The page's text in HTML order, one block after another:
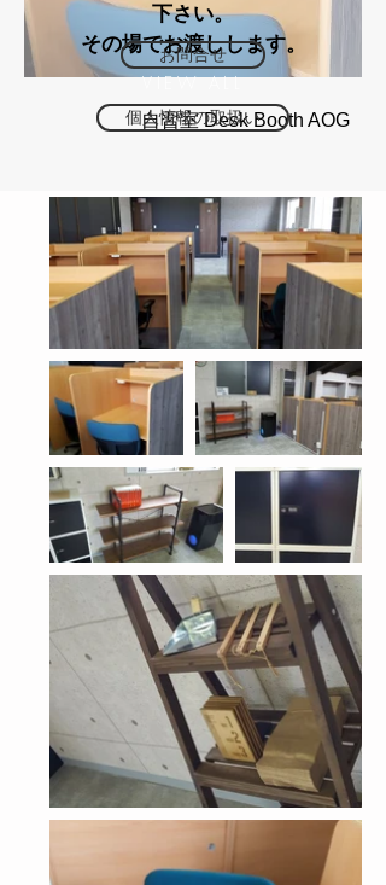
下さい。
その場でお渡しします。
VIEW ALL
自習室 Desk Booth AOG
お問合せ
個人情報の取扱い